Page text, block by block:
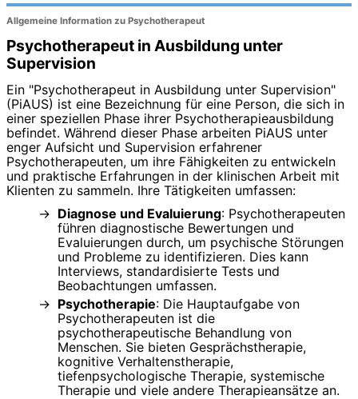
Allgemeine Information zu Psychotherapeut
Psychotherapeut in Ausbildung unter
Supervision
Ein "Psychotherapeut in Ausbildung unter Supervision"
(PiAUS) ist eine Bezeichnung für eine Person, die sich in
einer speziellen Phase ihrer Psychotherapieausbildung
befindet. Während dieser Phase arbeiten PiAUS unter
enger Aufsicht und Supervision erfahrener
Psychotherapeuten, um ihre Fähigkeiten zu entwickeln
und praktische Erfahrungen in der klinischen Arbeit mit
Klienten zu sammeln. Ihre Tätigkeiten umfassen:
Diagnose und Evaluierung: Psychotherapeuten
führen diagnostische Bewertungen und
Evaluierungen durch, um psychische Störungen
und Probleme zu identifizieren. Dies kann
Interviews, standardisierte Tests und
Beobachtungen umfassen.
Psychotherapie: Die Hauptaufgabe von
Psychotherapeuten ist die
psychotherapeutische Behandlung von
Menschen. Sie bieten Gesprächstherapie,
kognitive Verhaltenstherapie,
tiefenpsychologische Therapie, systemische
Therapie und viele andere Therapieansätze an.